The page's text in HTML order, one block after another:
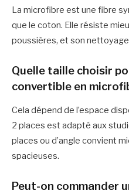
La microfibre est une fibre
que le coton. Elle résiste
poussières, et son
Quelle taille choisir
convertible en
Cela dépend de l’espace
2 places est adapté aux
places ou d’angle convient
spacieuses.
Peut-on commander